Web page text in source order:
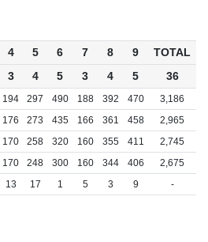
4 5 6 7 8 9
TOTAL
3 4 5 3 4 5 36
194 297 490 188 392 470
3,186
176 273 435 166 361 458
2,965
170 258 320 160 355 411
2,745
170 248 300 160 344 406
2,675
13 17 1 5 3 9 -